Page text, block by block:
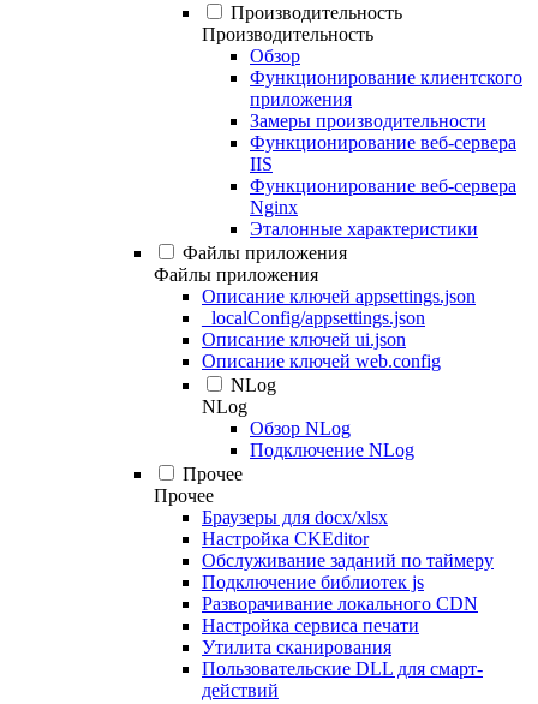
Производительность
Производительность
Обзор
Функционирование клиентского
приложения
Замеры производительности
Функционирование веб-сервера
IIS
Функционирование веб-сервера
Nginx
Эталонные характеристики
Файлы приложения
Файлы приложения
Описание ключей appsettings.json
_localConfig/appsettings.json
Описание ключей ui.json
Описание ключей web.config
NLog
NLog
Обзор NLog
Подключение NLog
Прочее
Прочее
Браузеры для docx/xlsx
Настройка CKEditor
Обслуживание заданий по таймеру
Подключение библиотек js
Разворачивание локального CDN
Настройка сервиса печати
Утилита сканирования
Пользовательские DLL для смарт-
действий